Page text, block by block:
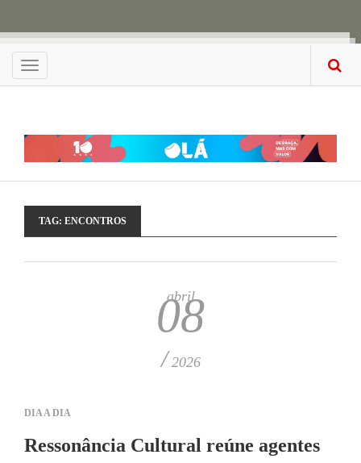
Menu
TAG: ENCONTROS
abril
08
/ 2026
DIA A DIA
Ressonância Cultural reúne agentes